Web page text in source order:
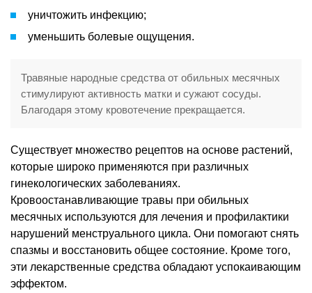
уничтожить инфекцию;
уменьшить болевые ощущения.
Травяные народные средства от обильных месячных
стимулируют активность матки и сужают сосуды.
Благодаря этому кровотечение прекращается.
Существует множество рецептов на основе растений,
которые широко применяются при различных
гинекологических заболеваниях.
Кровоостанавливающие травы при обильных
месячных используются для лечения и профилактики
нарушений менструального цикла. Они помогают снять
спазмы и восстановить общее состояние. Кроме того,
эти лекарственные средства обладают успокаивающим
эффектом.